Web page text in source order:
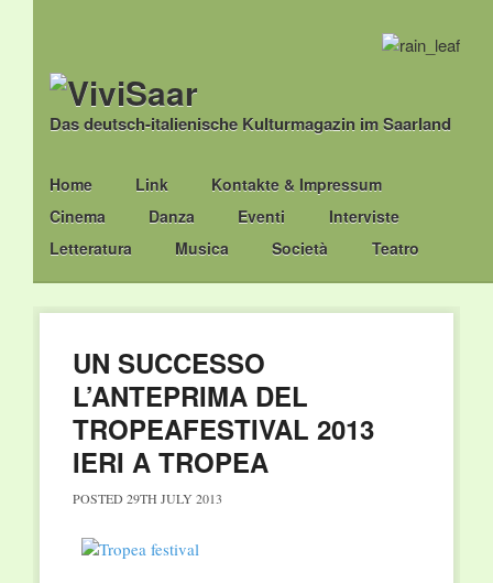
Das deutsch-italienische Kulturmagazin im Saarland
Main menu
Skip
to
content
Home Link
Kontakte & Impressum
Cinema
Danza Eventi
Interviste
Letteratura
Musica Società Teatro
UN SUCCESSO
L’ANTEPRIMA DEL
TROPEAFESTIVAL 2013
IERI A TROPEA
POSTED 29TH JULY 2013